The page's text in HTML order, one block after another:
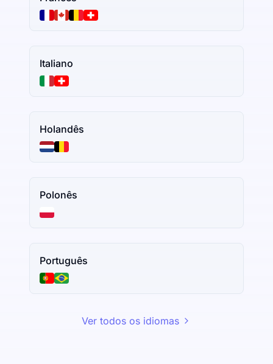
Italiano
Holandês
Polonês
Português
Ver todos os idiomas